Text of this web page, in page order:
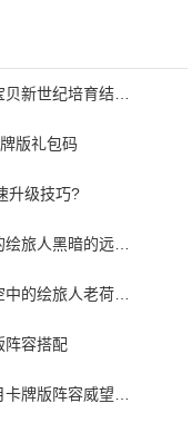
数码宝贝新世纪培育结晶怎么获得-数码宝贝新世纪培育结晶获得教学
版礼包码
升级技巧?
时空中的绘旅人黑暗的远山攻略-时空中的绘旅人黑暗的远山结局达成方法
时空中的绘旅人如何获得老荷兰颜料-时空中的绘旅人老荷兰颜料获取攻略
阵容搭配